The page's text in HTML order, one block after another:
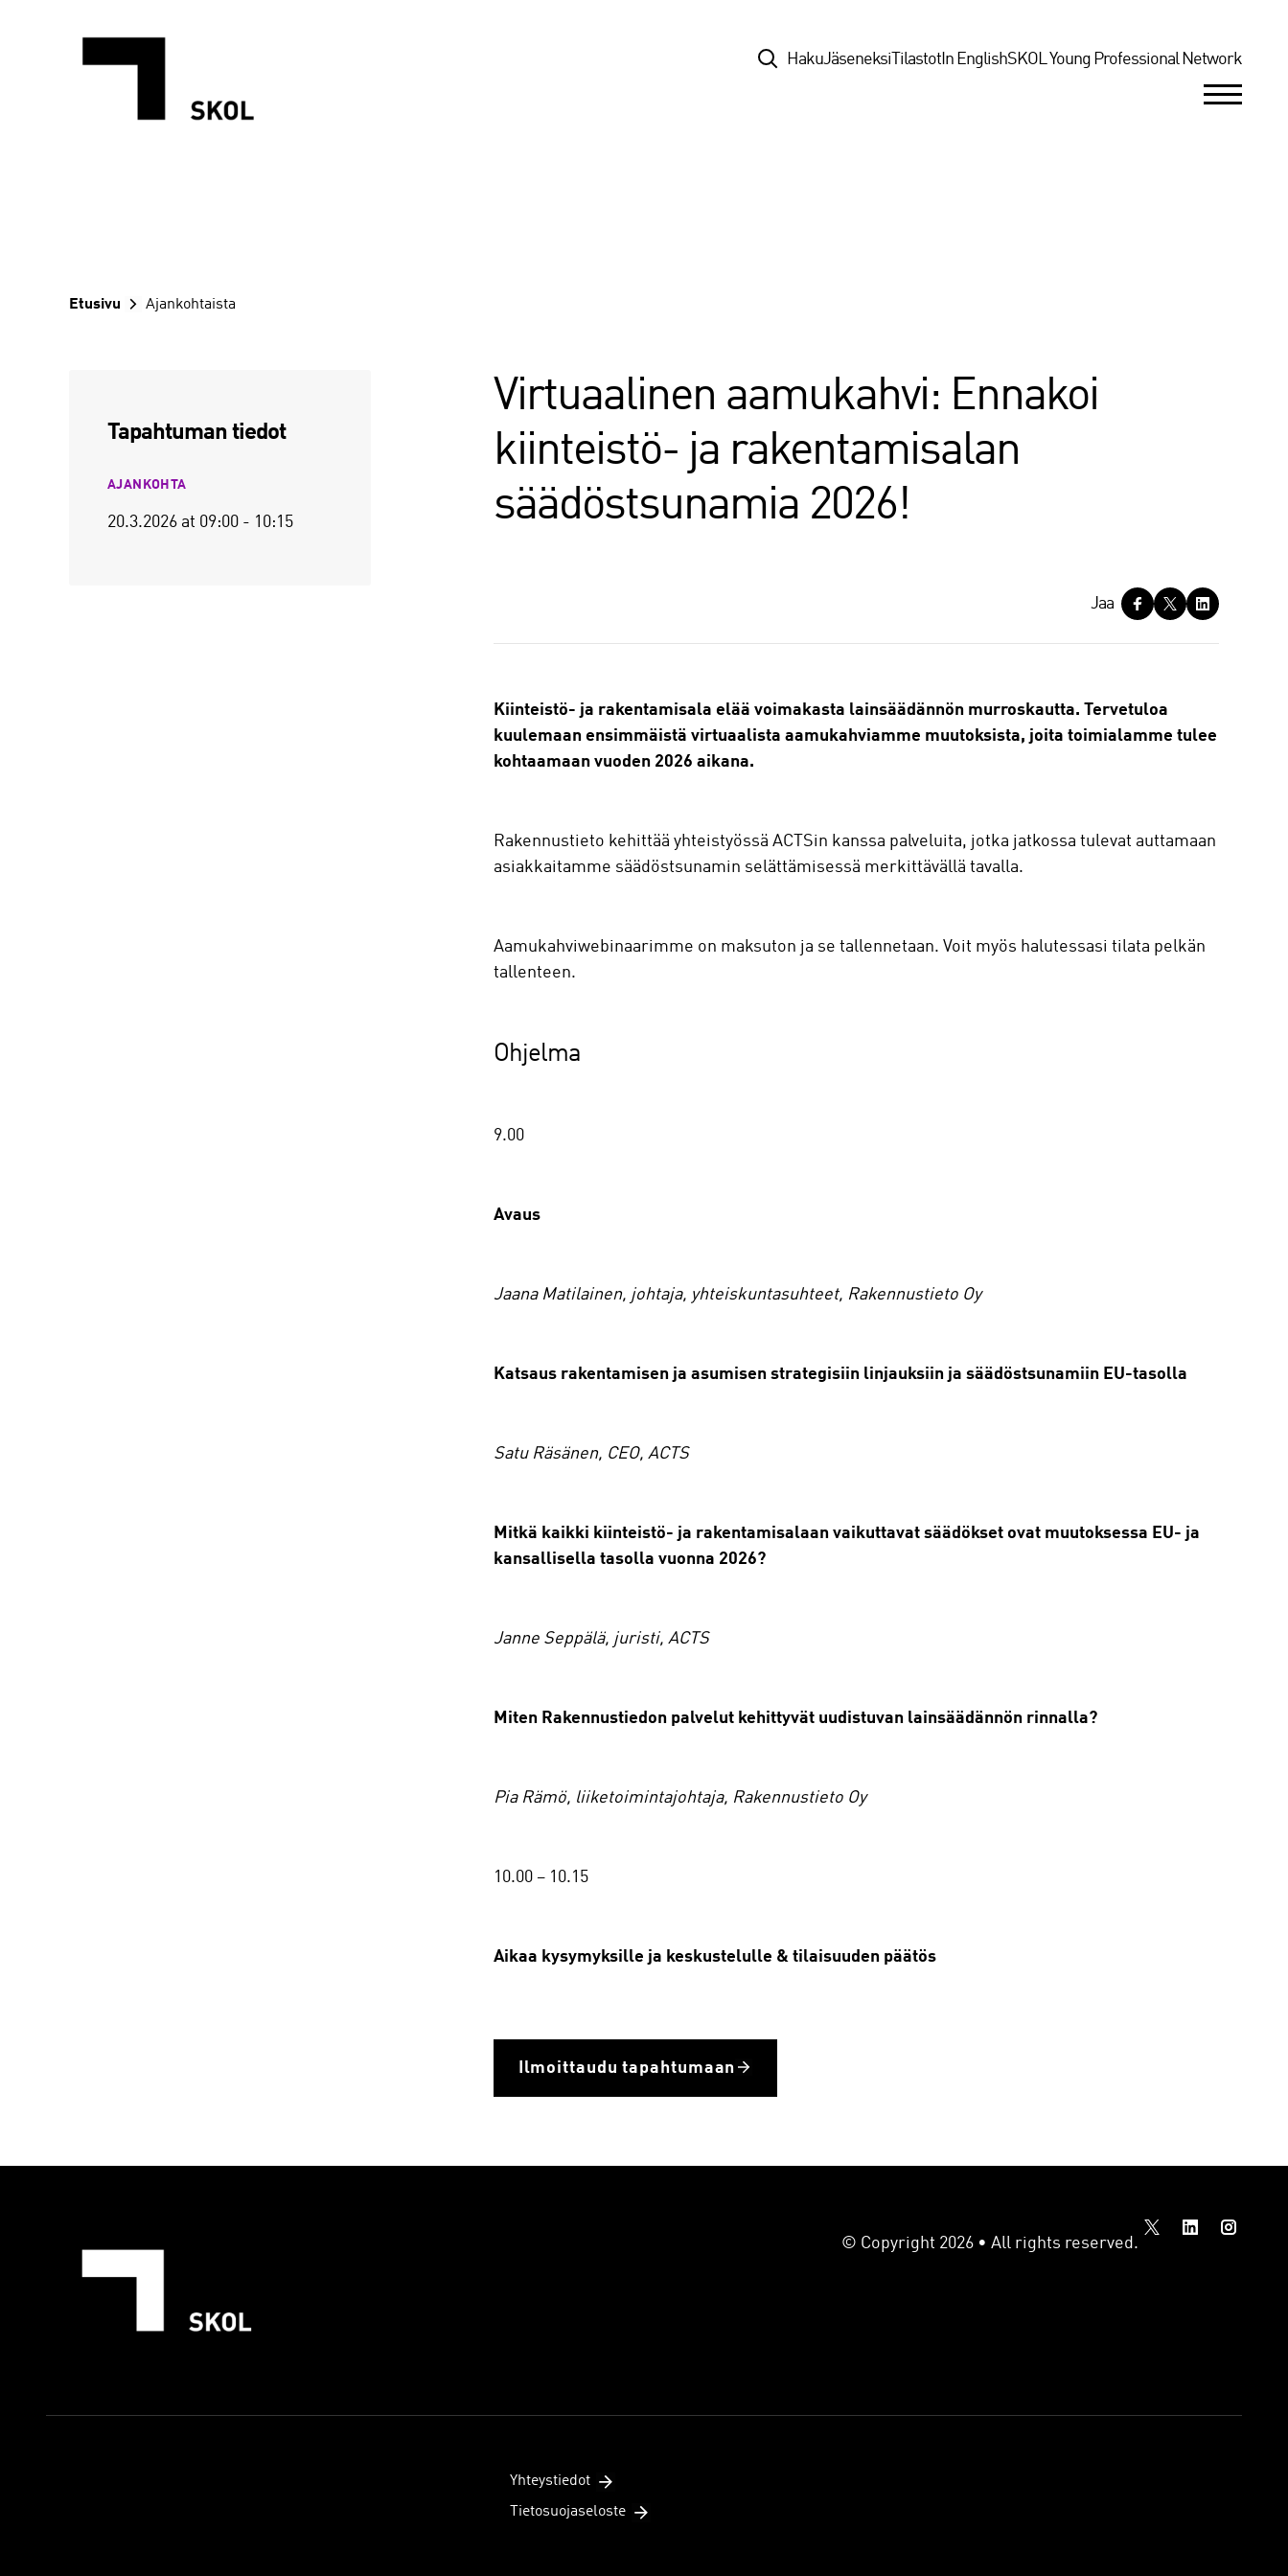
TopHakuJäseneksi Tilastot In EnglishSKOL Young Professional Network
Etusivu Ajankohtaista
Tapahtuman tiedot
AJANKOHTA
20.3.2026 at 09:00 - 10:15
Virtuaalinen aamukahvi: Ennakoi
kiinteistö- ja rakentamisalan
säädöstsunamia 2026!
a
Jaa
Kiinteistö- ja rakentamisala elää voimakasta lainsäädännön murroskautta. Tervetuloa
kuulemaan ensimmäistä virtuaalista aamukahviamme muutoksista, joita toimialamme tulee
kohtaamaan vuoden 2026 aikana.
‍Rakennustieto kehittää yhteistyössä ACTSin kanssa palveluita, jotka jatkossa tulevat auttamaan
asiakkaitamme säädöstsunamin selättämisessä merkittävällä tavalla.
‍Aamukahviwebinaarimme on maksuton ja se tallennetaan. Voit myös halutessasi tilata pelkän
tallenteen.
Ohjelma
‍9.00
Avaus
Jaana Matilainen, johtaja, yhteiskuntasuhteet, Rakennustieto Oy
Katsaus rakentamisen ja asumisen strategisiin linjauksiin ja säädöstsunamiin EU-tasolla
Satu Räsänen, CEO, ACTS
Mitkä kaikki kiinteistö- ja rakentamisalaan vaikuttavat säädökset ovat muutoksessa EU- ja
kansallisella tasolla vuonna 2026?
Janne Seppälä, juristi, ACTS
Miten Rakennustiedon palvelut kehittyvät uudistuvan lainsäädännön rinnalla?
Pia Rämö, liiketoimintajohtaja, Rakennustieto Oy
‍10.00 – 10.15
Aikaa kysymyksille ja keskustelulle & tilaisuuden päätös
Ilmoittaudu tapahtumaan
© Copyright 2026 • All rights reserved.
Yhteystiedot
Tietosuojaseloste